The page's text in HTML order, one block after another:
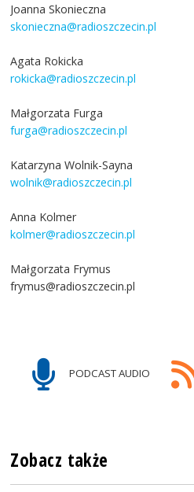
Joanna Skonieczna
skonieczna@radioszczecin.pl
Agata Rokicka
rokicka@radioszczecin.pl
Małgorzata Furga
furga@radioszczecin.pl
Katarzyna Wolnik-Sayna
wolnik@radioszczecin.pl
Anna Kolmer
kolmer@radioszczecin.pl
Małgorzata Frymus
frymus@radioszczecin.pl
PODCAST AUDIO
Zobacz także